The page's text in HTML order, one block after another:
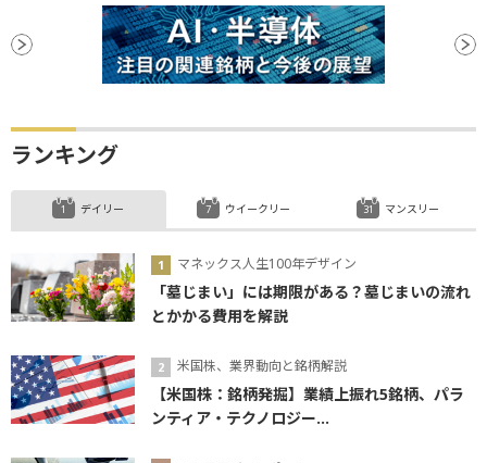
ランキング
デイリー
マネックス人生100年デザイン
「墓じまい」には期限がある？墓じまいの流れ
とかかる費用を解説
米国株、業界動向と銘柄解説
【米国株：銘柄発掘】業績上振れ5銘柄、パラ
ンティア・テクノロジー...
ウイークリー マンスリー